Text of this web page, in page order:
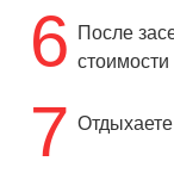
6
После
стоимости
7